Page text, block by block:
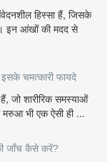
हिस्सा हैं, जिसके
इन आंखों की मदद से
चमत्कारी फायदे
जो शारीरिक समस्याओं
भी एक ऐसी ही ...
जाँच कैसे करें?